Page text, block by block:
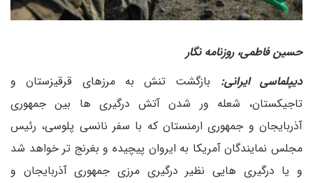
حسین فاطمی، روزنامه نگار
دیپلماسی ایرانی: بازگشت تنش به مرزهای قرقیزستان و
تاجیکستان، شعله ور شدن آتش درگیری ها بین جمهوری
آذربایجان و جمهوری ارمنستان که با سفر نانسی پلوسی، رئیس
مجلس نمایندگان آمریکا به ایروان پیچیده و بغرنج تر خواهد شد
و یا درگیری هایی نظیر درگیری مرزی جمهوری آذربایجان و